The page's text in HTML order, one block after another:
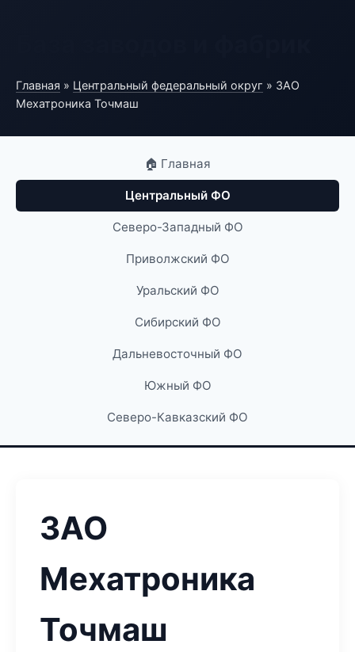
Главная » Центральный федеральный округ » ЗАО
Мехатроника Точмаш
🏠 Главная
Центральный ФО
Северо-Западный ФО
Приволжский ФО
Уральский ФО
Сибирский ФО
Дальневосточный ФО
Южный ФО
Северо-Кавказский ФО
ЗАО
Мехатроника
Точмаш